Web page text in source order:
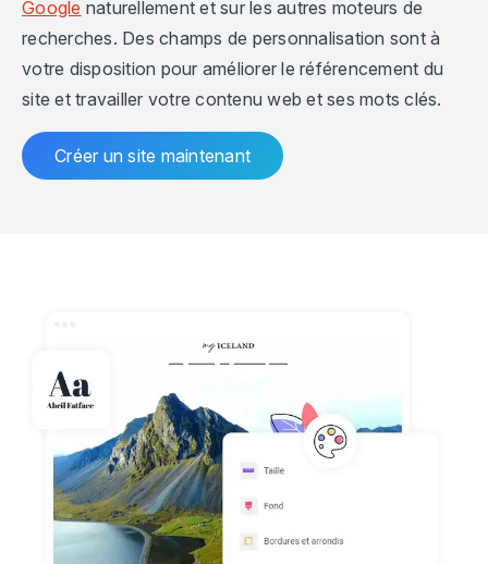
Google naturellement et sur les autres moteurs de
recherches. Des champs de personnalisation sont à
votre disposition pour améliorer le référencement du
site et travailler votre contenu web et ses mots clés.
Créer un site maintenant